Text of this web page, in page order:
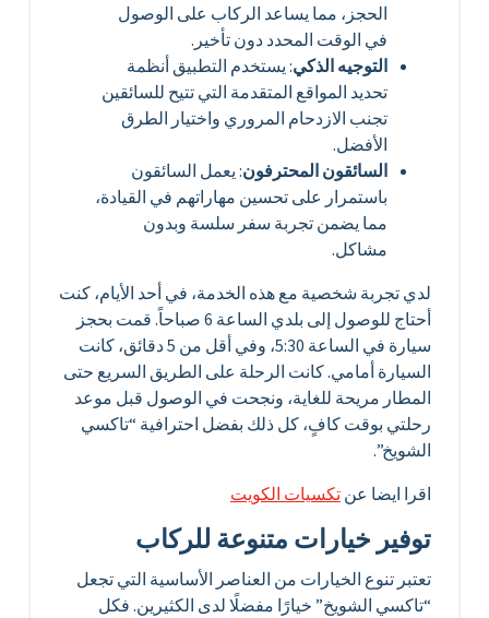
الحجز، مما يساعد الركاب على الوصول
في الوقت المحدد دون تأخير.
التوجيه الذكي: يستخدم التطبيق أنظمة
تحديد المواقع المتقدمة التي تتيح للسائقين
تجنب الازدحام المروري واختيار الطرق
الأفضل.
السائقون المحترفون: يعمل السائقون
باستمرار على تحسين مهاراتهم في القيادة،
مما يضمن تجربة سفر سلسة وبدون
مشاكل.
لدي تجربة شخصية مع هذه الخدمة، في أحد الأيام، كنت
أحتاج للوصول إلى بلدي الساعة 6 صباحاً. قمت بحجز
سيارة في الساعة 5:30، وفي أقل من 5 دقائق، كانت
السيارة أمامي. كانت الرحلة على الطريق السريع حتى
المطار مريحة للغاية، ونجحت في الوصول قبل موعد
رحلتي بوقت كافٍ، كل ذلك بفضل احترافية “تاكسي
الشويخ”.
اقرا ايضا عنتكسيات الكويت
توفير خيارات متنوعة للركاب
تعتبر تنوع الخيارات من العناصر الأساسية التي تجعل
“تاكسي الشويخ” خيارًا مفضلًا لدى الكثيرين. فكل